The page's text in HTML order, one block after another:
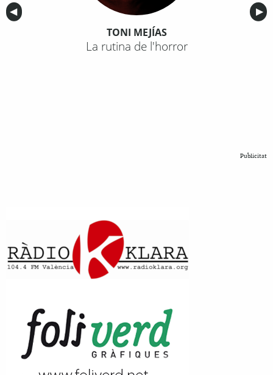
Anterior
◀︎ ▶︎
TONI MEJÍAS
La rutina de l'horror
Publicitat